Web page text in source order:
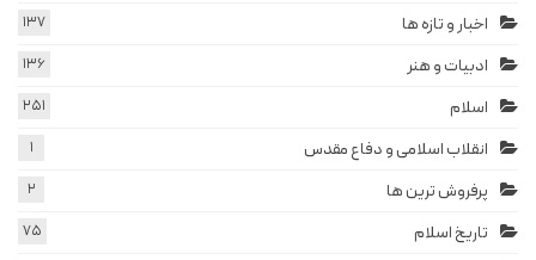
اخبار و تازه ها 137
ادبیات و هنر 136
اسلام 251
انقلاب اسلامی و دفاع مقدس 1
پرفروش ترین ها 2
تاریخ اسلام 75